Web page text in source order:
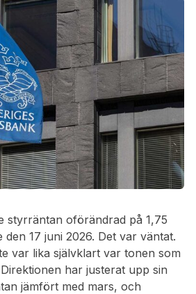
styrräntan oförändrad på 1,75
17 juni 2026. Det var väntat.
var lika självklart var tonen som
har justerat upp sin
jämfört med mars, och